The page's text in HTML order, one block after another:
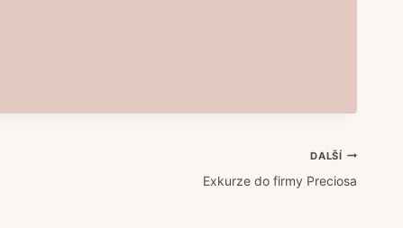
DALŠÍ
Exkurze do firmy Preciosa